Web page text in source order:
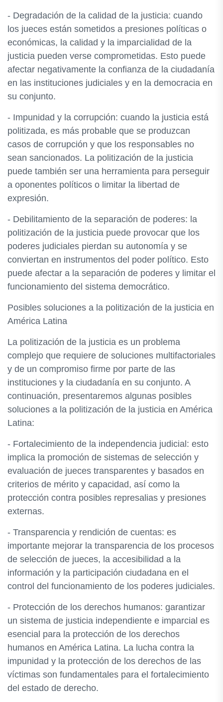
- Degradación de la calidad de la justicia: cuando
los jueces están sometidos a presiones políticas o
económicas, la calidad y la imparcialidad de la
justicia pueden verse comprometidas. Esto puede
afectar negativamente la confianza de la ciudadanía
en las instituciones judiciales y en la democracia en
su conjunto.
- Impunidad y la corrupción: cuando la justicia está
politizada, es más probable que se produzcan
casos de corrupción y que los responsables no
sean sancionados. La politización de la justicia
puede también ser una herramienta para perseguir
a oponentes políticos o limitar la libertad de
expresión.
- Debilitamiento de la separación de poderes: la
politización de la justicia puede provocar que los
poderes judiciales pierdan su autonomía y se
conviertan en instrumentos del poder político. Esto
puede afectar a la separación de poderes y limitar el
funcionamiento del sistema democrático.
Posibles soluciones a la politización de la justicia en
América Latina
La politización de la justicia es un problema
complejo que requiere de soluciones multifactoriales
y de un compromiso firme por parte de las
instituciones y la ciudadanía en su conjunto. A
continuación, presentaremos algunas posibles
soluciones a la politización de la justicia en América
Latina:
- Fortalecimiento de la independencia judicial: esto
implica la promoción de sistemas de selección y
evaluación de jueces transparentes y basados en
criterios de mérito y capacidad, así como la
protección contra posibles represalias y presiones
externas.
- Transparencia y rendición de cuentas: es
importante mejorar la transparencia de los procesos
de selección de jueces, la accesibilidad a la
información y la participación ciudadana en el
control del funcionamiento de los poderes judiciales.
- Protección de los derechos humanos: garantizar
un sistema de justicia independiente e imparcial es
esencial para la protección de los derechos
humanos en América Latina. La lucha contra la
impunidad y la protección de los derechos de las
víctimas son fundamentales para el fortalecimiento
del estado de derecho.